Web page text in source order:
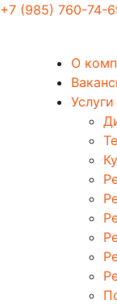
+7 (985) 760-74-
О
Услуги